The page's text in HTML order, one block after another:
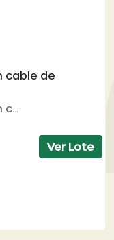
cable de
Ver Lote